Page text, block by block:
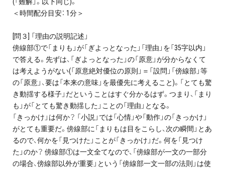
＜時間配分目安： 1分＞
[問３] 「理由の説明記述」
傍線部①で「まりも」が「ぎよっとなった」「理由」を「35字以内」
で答える。先ずは、「ぎよっとなった」の「原意」が分からなくて
は考えようがない(「原意絶対優位の原則」＝「設問」「傍線部」等
の「原意」、要は「本来の意味」を最優先に考えること)。「とても驚
き動揺する様子」だということはすぐ分かるはず。つまり、「まり
も」が「とても驚き動揺した」ことの「理由」となる。
「きっかけ」は何か？ 「小説」では「心情」や「動作」の「きっかけ」
がとても重要だ。傍線部に「まりもは目をこらし、次の瞬間」とあ
るので、何かを「見つけた」ことが「きっかけ」だ。何を「見つけ
た」のか？ 傍線部①は一文全てなので、「傍線部が一文の一部分
の場合、傍線部以外が重要」という「傍線部一文一部の法則」は使